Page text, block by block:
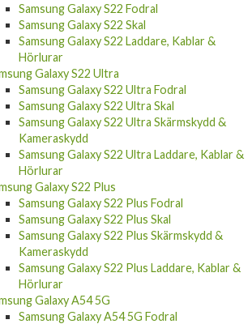
Samsung Galaxy S22 Fodral
Samsung Galaxy S22 Skal
Samsung Galaxy S22 Laddare, Kablar &
Hörlurar
Galaxy S22 Ultra
Samsung Galaxy S22 Ultra Fodral
Samsung Galaxy S22 Ultra Skal
Samsung Galaxy S22 Ultra Skärmskydd &
Kameraskydd
Samsung Galaxy S22 Ultra Laddare, Kablar &
Hörlurar
Galaxy S22 Plus
Samsung Galaxy S22 Plus Fodral
Samsung Galaxy S22 Plus Skal
Samsung Galaxy S22 Plus Skärmskydd &
Kameraskydd
Samsung Galaxy S22 Plus Laddare, Kablar &
Hörlurar
Galaxy A54 5G
Samsung Galaxy A54 5G Fodral